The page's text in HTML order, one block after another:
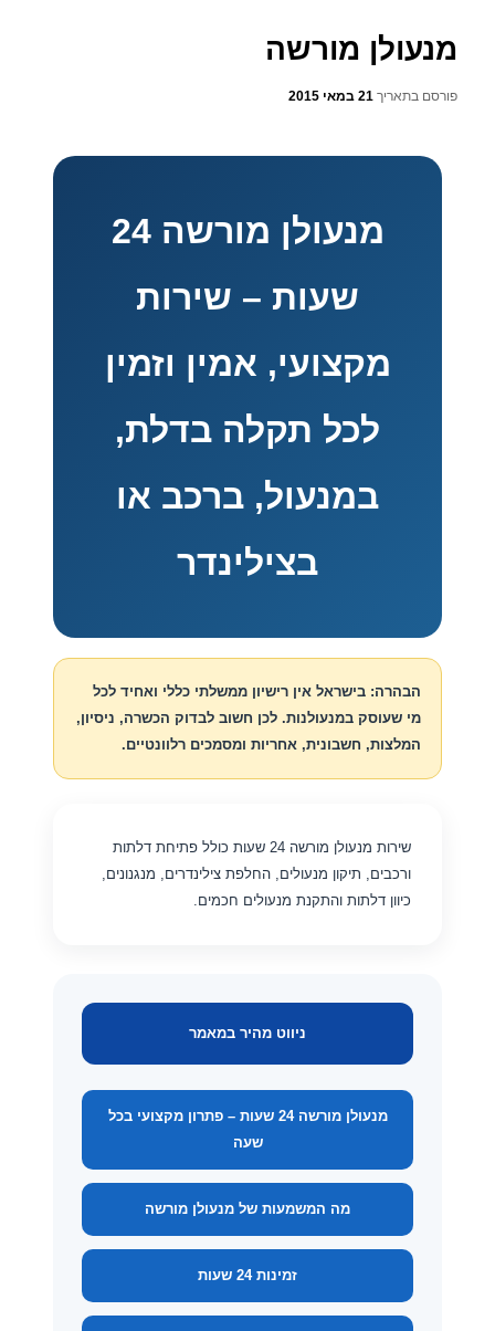
מנעולן מורשה
פורסם בתאריך21 במאי 2015
מנעולן מורשה 24
שעות – שירות
מקצועי, אמין וזמין
לכל תקלה בדלת,
במנעול, ברכב או
בצילינדר
הבהרה: בישראל אין רישיון ממשלתי כללי ואחיד לכל
מי שעוסק במנעולנות. לכן חשוב לבדוק הכשרה, ניסיון,
המלצות, חשבונית, אחריות ומסמכים רלוונטיים.
שירות מנעולן מורשה 24 שעות כולל פתיחת דלתות
ורכבים, תיקון מנעולים, החלפת צילינדרים, מנגנונים,
כיוון דלתות והתקנת מנעולים חכמים.
ניווט מהיר במאמר
מנעולן מורשה 24 שעות – פתרון מקצועי בכל
שעה
מה המשמעות של מנעולן מורשה
זמינות 24 שעות